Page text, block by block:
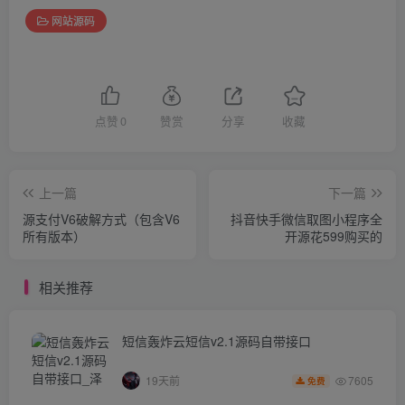
网站源码
点赞 0 赞赏 分享 收藏
上一篇
源支付V6破解方式（包含V6
所有版本）
下一篇
抖音快手微信取图小程序全
开源花599购买的
相关推荐
短信轰炸云短信v2.1源码自带接口
19天前 免费 7605